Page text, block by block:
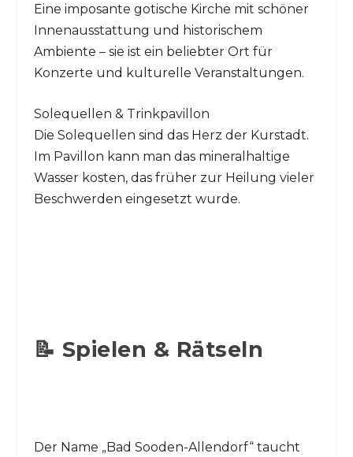
Eine imposante gotische Kirche mit schöner
Innenausstattung und historischem
Ambiente – sie ist ein beliebter Ort für
Konzerte und kulturelle Veranstaltungen.
Solequellen & Trinkpavillon
Die Solequellen sind das Herz der Kurstadt.
Im Pavillon kann man das mineralhaltige
Wasser kosten, das früher zur Heilung vieler
Beschwerden eingesetzt wurde.
📝 Spielen & Rätseln
Der Name „Bad Sooden-Allendorf“ taucht